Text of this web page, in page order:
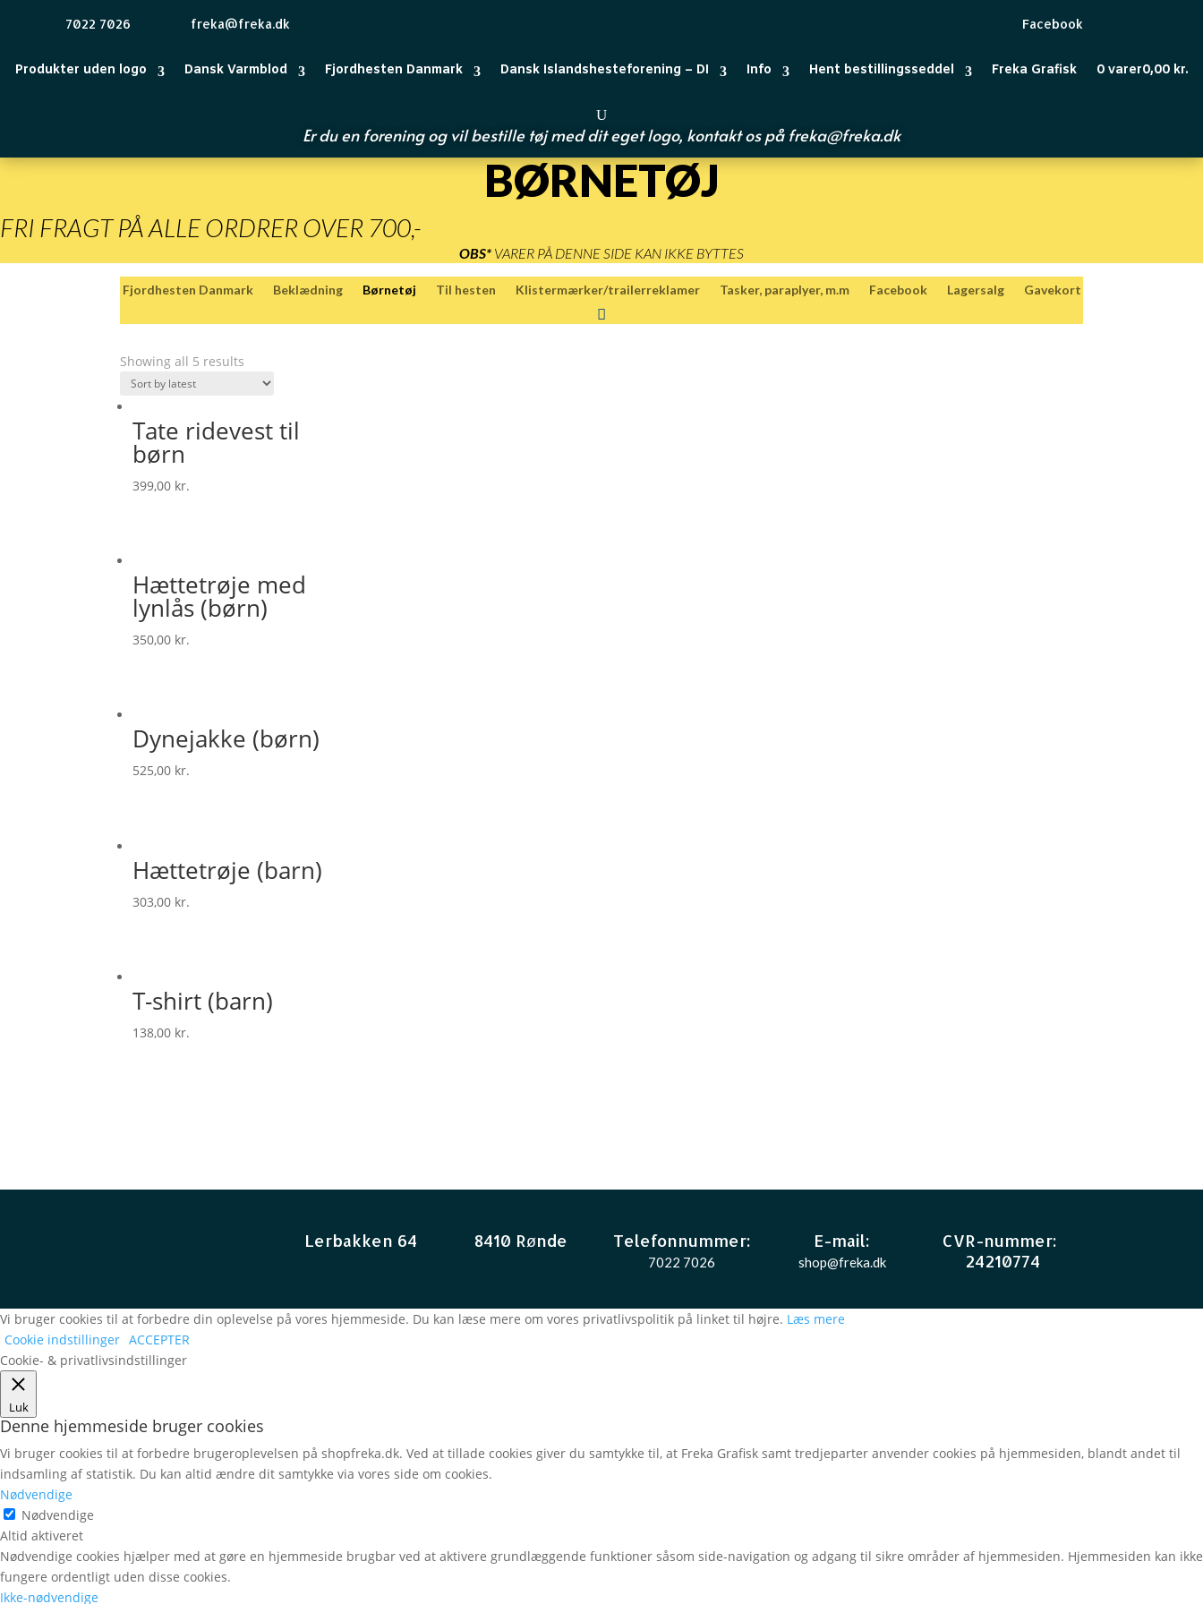
7022 7026 freka@freka.dk Facebook
Produkter uden logo Dansk Varmblod Fjordhesten Danmark Dansk Islandshesteforening – DI Info Hent bestillingsseddel Freka Grafisk 0 varer0,00 kr.
Er du en forening og vil bestille tøj med dit eget logo, kontakt os på freka@freka.dk
BØRNETØJ
FRI FRAGT PÅ ALLE ORDRER OVER 700,-
OBS* VARER PÅ DENNE SIDE KAN IKKE BYTTES
Fjordhesten Danmark Beklædning Børnetøj Til hesten Klistermærker/trailerreklamer Tasker, paraplyer, m.m Facebook Lagersalg Gavekort
Showing all 5 results
Tate ridevest til
børn
399,00 kr.
Hættetrøje med
lynlås (børn)
350,00 kr.
Dynejakke (børn)
525,00 kr.
Hættetrøje (barn)
303,00 kr.
T-shirt (barn)
138,00 kr.
Lerbakken 64 8410 Rønde Telefonnummer:
7022 7026
E-mail:
shop@freka.dk
CVR-nummer:
24210774
Vi bruger cookies til at forbedre din oplevelse på vores hjemmeside. Du kan læse mere om vores privatlivspolitik på linket til højre. Læs mere
Cookie indstillinger ACCEPTER
Cookie- & privatlivsindstillinger
Luk
Denne hjemmeside bruger cookies
Vi bruger cookies til at forbedre brugeroplevelsen på shopfreka.dk. Ved at tillade cookies giver du samtykke til, at Freka Grafisk samt tredjeparter anvender cookies på hjemmesiden, blandt andet til
indsamling af statistik. Du kan altid ændre dit samtykke via vores side om cookies.
Nødvendige
Nødvendige
Altid aktiveret
Nødvendige cookies hjælper med at gøre en hjemmeside brugbar ved at aktivere grundlæggende funktioner såsom side-navigation og adgang til sikre områder af hjemmesiden. Hjemmesiden kan ikke
fungere ordentligt uden disse cookies.
Ikke-nødvendige